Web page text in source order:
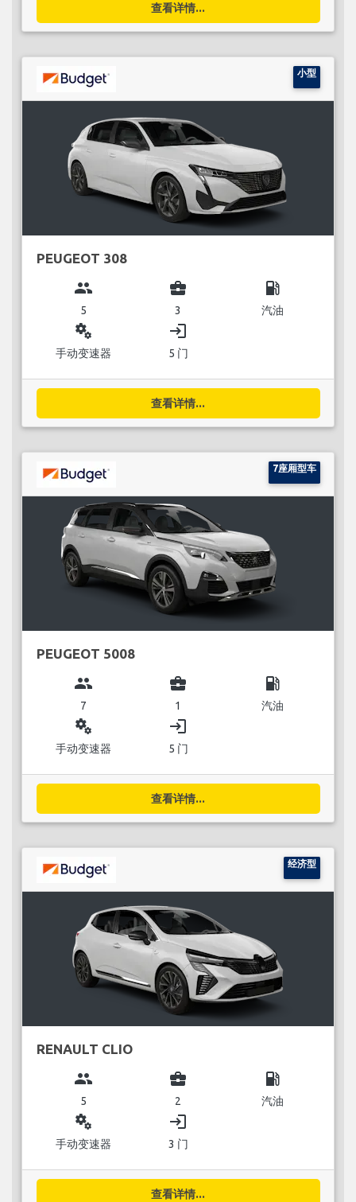
查看详情...
小型
PEUGEOT 308
group
5
business_center
3
local_gas_station
汽油
miscellaneous_services
手动变速器
login
5 门
查看详情...
7座厢型车
PEUGEOT 5008
group
7
business_center
1
local_gas_station
汽油
miscellaneous_services
手动变速器
login
5 门
查看详情...
经济型
RENAULT CLIO
group
5
business_center
2
local_gas_station
汽油
miscellaneous_services
手动变速器
login
3 门
查看详情...